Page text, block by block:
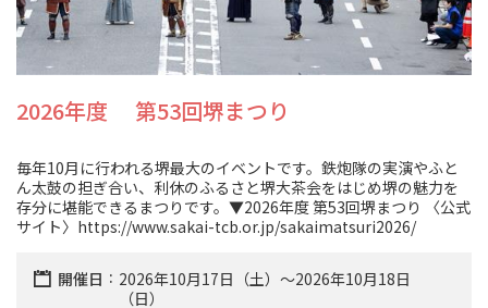
2026年度 第53回堺まつり
毎年10月に行われる堺最大のイベントです。鉄炮隊の実演やふと
ん太鼓の担ぎ合い、利休のふるさと堺大茶会をはじめ堺の魅力を
存分に堪能できるまつりです。▼2026年度 第53回堺まつり 〈公式
サイト〉https://www.sakai-tcb.or.jp/sakaimatsuri2026/
開催日
2026年10月17日（土）～2026年10月18日
（日）